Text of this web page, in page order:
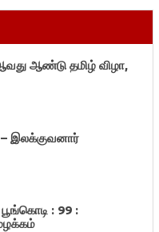
ஆண்டு தமிழ் விழா,
இலக்குவனார்
: 99 :